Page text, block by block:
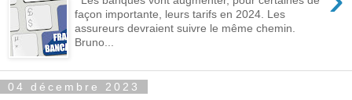
façon importante, leurs tarifs en 2024. Les
assureurs devraient suivre le même chemin.
Bruno...
04 décembre 2023